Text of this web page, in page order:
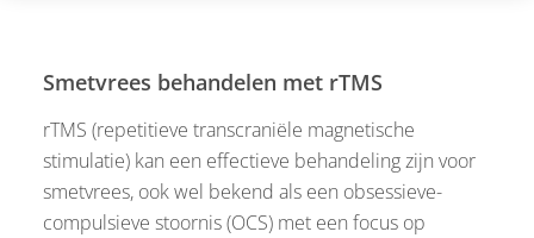
Smetvrees behandelen met rTMS
rTMS (repetitieve transcraniële magnetische
stimulatie) kan een effectieve behandeling zijn voor
smetvrees, ook wel bekend als een obsessieve-
compulsieve stoornis (OCS) met een focus op